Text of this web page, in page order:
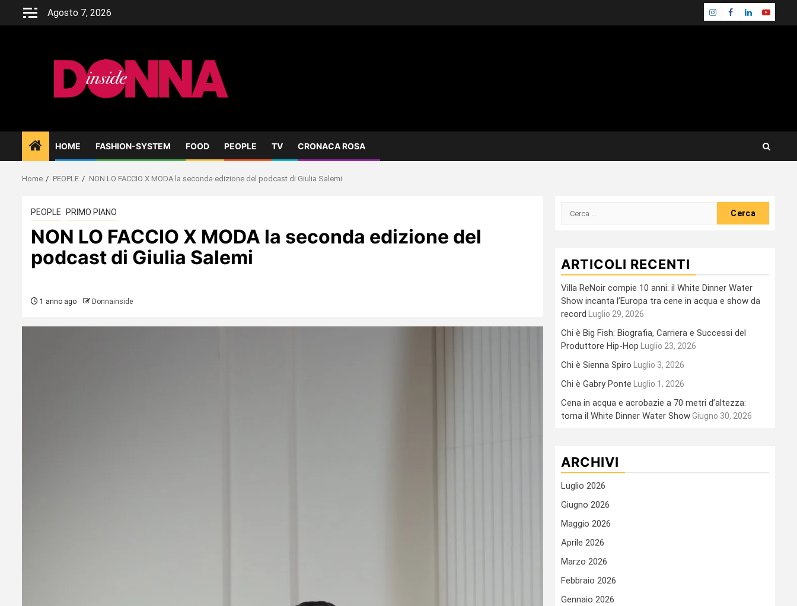
Agosto 7, 2026 Instagram
Facebook
LinkedinYoutube
HOME FASHION-SYSTEM FOOD PEOPLE TV CRONACA ROSA
Home PEOPLE NON LO FACCIO X MODA la seconda edizione del podcast di Giulia Salemi
PEOPLE PRIMO PIANO
NON LO FACCIO X MODA la seconda edizione del
podcast di Giulia Salemi
1 anno ago Donnainside
Ricerca
ARTICOLI RECENTI
Villa ReNoir compie 10 anni: il White Dinner Water
Show incanta l’Europa tra cene in acqua e show da
record
Luglio 29, 2026
Chi è Big Fish: Biografia, Carriera e Successi del
Produttore Hip-Hop
Luglio 23, 2026
Chi è Sienna Spiro Luglio 3, 2026
Chi è Gabry Ponte Luglio 1, 2026
Cena in acqua e acrobazie a 70 metri d’altezza:
torna il White Dinner Water ShowGiugno 30, 2026
ARCHIVI
Luglio 2026
Giugno 2026
Maggio 2026
Aprile 2026
Marzo 2026
Febbraio 2026
Gennaio 2026